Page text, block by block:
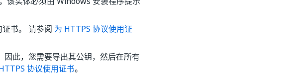
书。 请参阅 为 HTTPS 协议使用证
此，您需要导出其公钥，然后在所有
协议使用证书。